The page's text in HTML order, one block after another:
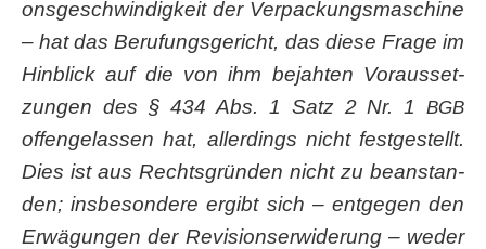
ons­ge­schwin­dig­keit der Ver­pa­ckungs­ma­schi­ne
– hat das Beru­fungs­ge­richt, das die­se Fra­ge im
Hin­blick auf die von ihm bejah­ten Vor­aus­set­
zun­gen des § 434 Abs. 1 Satz 2 Nr. 1 BGB
offen­ge­las­sen hat, aller­dings nicht fest­ge­stellt.
Dies ist aus Rechts­grün­den nicht zu bean­stan­
den; ins­be­son­de­re ergibt sich – ent­ge­gen den
Erwä­gun­gen der Revi­si­ons­er­wi­de­rung – weder